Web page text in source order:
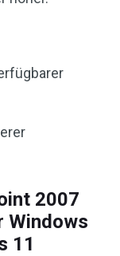
2007
Windows
11